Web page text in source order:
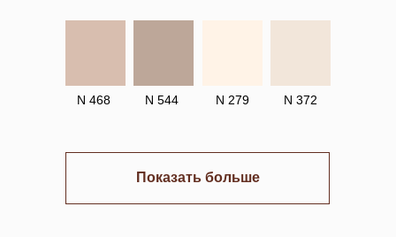
N 279
N 544
N 468 N 372
Показать больше